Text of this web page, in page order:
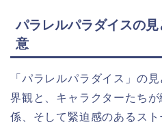
パラレルパラダイスの
意
「パラレルパラダイス」の
界観と、キャラクターたち
係、そして緊迫感のあるスト